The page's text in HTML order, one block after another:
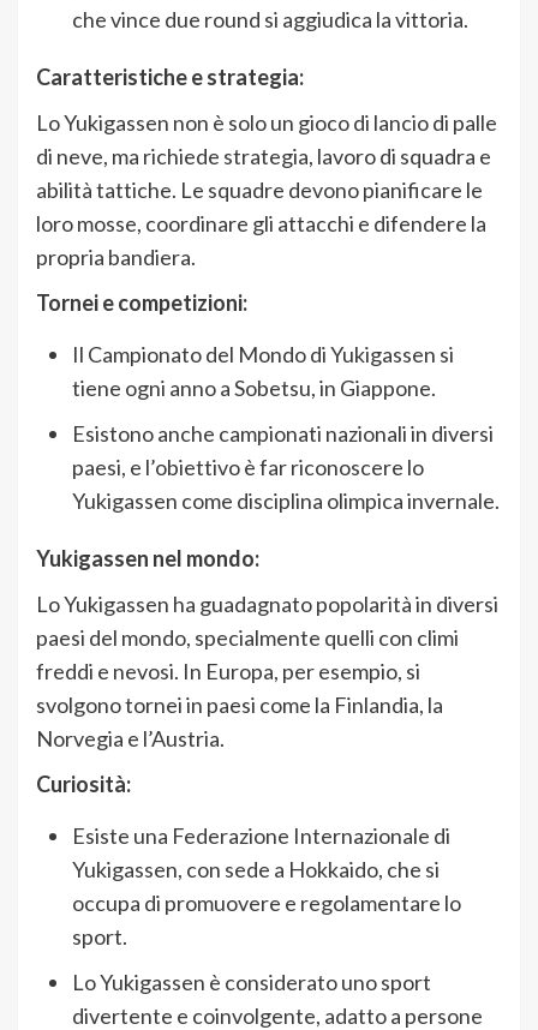
che vince due round si aggiudica la vittoria.
Caratteristiche e strategia:
Lo Yukigassen non è solo un gioco di lancio di palle
di neve, ma richiede strategia, lavoro di squadra e
abilità tattiche. Le squadre devono pianificare le
loro mosse, coordinare gli attacchi e difendere la
propria bandiera.
Tornei e competizioni:
Il Campionato del Mondo di Yukigassen si
tiene ogni anno a Sobetsu, in Giappone.
Esistono anche campionati nazionali in diversi
paesi, e l’obiettivo è far riconoscere lo
Yukigassen come disciplina olimpica invernale.
Yukigassen nel mondo:
Lo Yukigassen ha guadagnato popolarità in diversi
paesi del mondo, specialmente quelli con climi
freddi e nevosi. In Europa, per esempio, si
svolgono tornei in paesi come la Finlandia, la
Norvegia e l’Austria.
Curiosità:
Esiste una Federazione Internazionale di
Yukigassen, con sede a Hokkaido, che si
occupa di promuovere e regolamentare lo
sport.
Lo Yukigassen è considerato uno sport
divertente e coinvolgente, adatto a persone